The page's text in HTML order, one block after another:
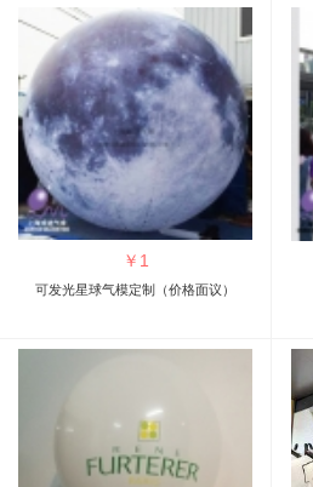
￥ 1
可发光星球气模定制（价格面议）